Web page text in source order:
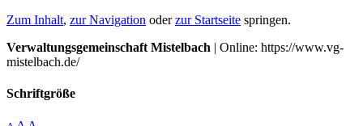
Zum Inhalt, zur Navigation oderzur Startseite springen.
Verwaltungsgemeinschaft Mistelbach | Online: https://www.vg-
mistelbach.de/
Schriftgröße